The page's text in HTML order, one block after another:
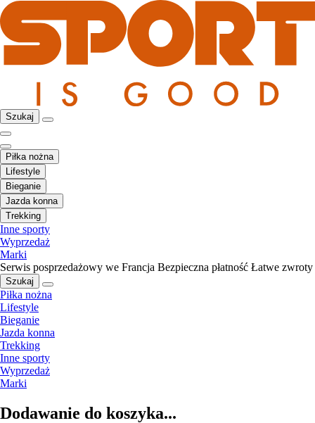
Szukaj
Piłka nożna
Lifestyle
Bieganie
Jazda konna
Trekking
Inne sporty
Wyprzedaż
Marki
Serwis posprzedażowy we Francja Bezpieczna płatność Łatwe zwroty
Szukaj
Piłka nożna
Lifestyle
Bieganie
Jazda konna
Trekking
Inne sporty
Wyprzedaż
Marki
Dodawanie do koszyka...